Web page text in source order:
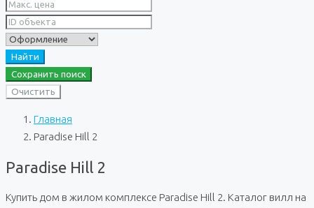
Найти
Сохранить поиск
Очистить
Главная
Paradise Hill 2
Paradise Hill 2
Купить дом в жилом комплексе Paradise Hill 2. Каталог вилл на